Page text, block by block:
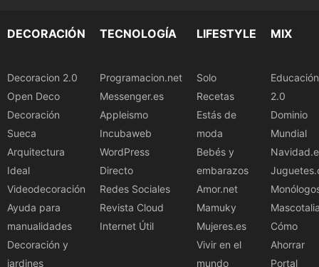
DECORACIÓN
Decoracion 2.0
Open Deco
Decoración
Sueca
Arquitectura
Ideal
Videodecoración
Ayuda para
manualidades
Decoración y
jardines
TECNOLOGÍA
Programacion.net
Messenger.es
Appleismo
Incubaweb
WordPress
Directo
Redes Sociales
Revista Cloud
Internet Útil
LIFESTYLE
Solo
Recetas
Estás de
moda
Bebés y
embarazos
Amor.net
Mamuky
Mujeres.es
Vivir en el
mundo
MIX
Educación
2.0
Dominio
Mundial
Cómo
Ahorrar
Portal